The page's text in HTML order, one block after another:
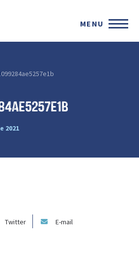
MENU
2021
Twitter E-mail